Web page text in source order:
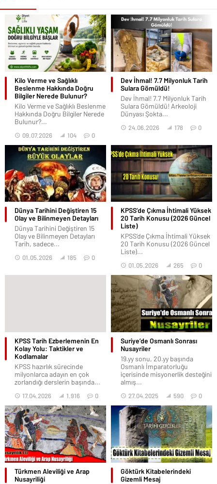
Kilo Verme ve Sağlıklı
Beslenme Hakkında Doğru
Bilgiler Nerede Bulunur?
Kilo Verme ve Sağlıklı Beslenme
Hakkında Doğru Bilgiler Nerede
Bulunur?...
09.07.2026 104 0
Dev İhmal! 7.7 Milyonluk Tarih
Sulara Gömüldü!
Dev İhmal! 7.7 Milyonluk Tarih
Sulara Gömüldü! Arkeoloji
Dünyası Şokta...
24.06.2026 178 0
Dünya Tarihini Değiştiren 15
Olay ve Bilinmeyen Detayları
Dünya Tarihini Değiştiren 15
Olay ve Bilinmeyen Detayları
Tarih, sadece...
01.05.2026 185 0
KPSS’de Çıkma İhtimali Yüksek
20 Tarih Konusu (2026 Güncel
Liste)
KPSS’de Çıkma İhtimali Yüksek
20 Tarih Konusu (2026 Güncel
Liste)...
01.05.2026 265 0
KPSS Tarih Ezberlemenin En
Kolay Yolu: Taktikler ve
Kodlamalar
KPSS hazırlık sürecinde
milyonlarca adayın en çok
zorlandığı derslerin başında...
17.04.2026 1.916 0
Suriye’de Osmanlı Sonrası
Nusayriler
19.yy sonu, 20.yy başında
Osmanlı İmparatorluğu
içerisinde misyonerlik desteğini
almış...
27.04.2025 590 0
Türkmen Aleviliği ve Arap
Nusayriliği
Göktürk Kitabelerindeki
Gizemli Mesaj